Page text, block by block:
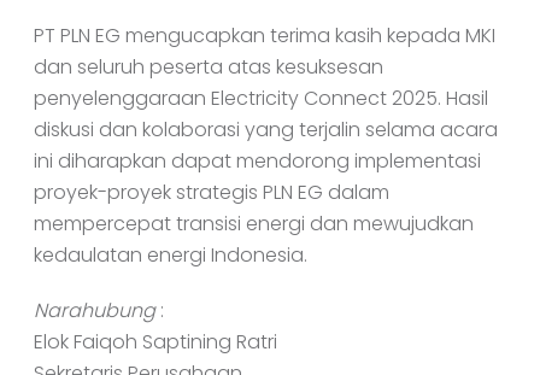
PT PLN EG mengucapkan terima kasih kepada MKI
dan seluruh peserta atas kesuksesan
penyelenggaraan Electricity Connect 2025. Hasil
diskusi dan kolaborasi yang terjalin selama acara
ini diharapkan dapat mendorong implementasi
proyek-proyek strategis PLN EG dalam
mempercepat transisi energi dan mewujudkan
kedaulatan energi Indonesia.
Narahubung:
Elok Faiqoh Saptining Ratri